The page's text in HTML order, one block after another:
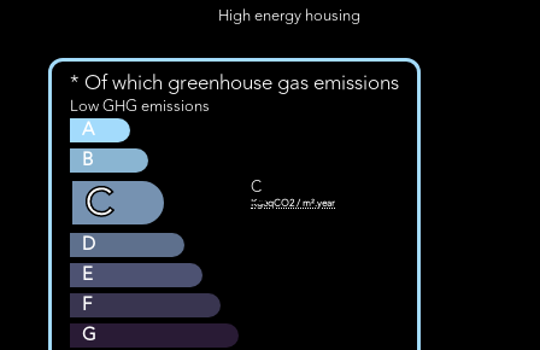
High energy housing
* Of which greenhouse gas emissions
Low GHG emissions
A
B
C
D
E
F
G
C
KgeqCO2 / m².year